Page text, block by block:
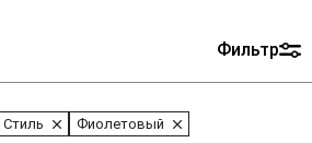
Фильтр
Фиолетовый